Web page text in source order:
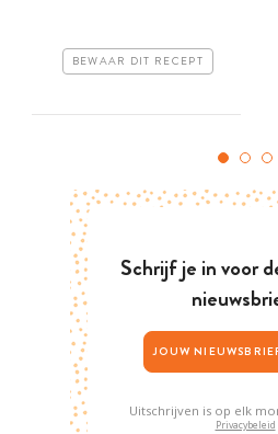
BEWAAR DIT RECEPT
Schrijf je in voor
Uitschrijven is op elk
Privacybeleid